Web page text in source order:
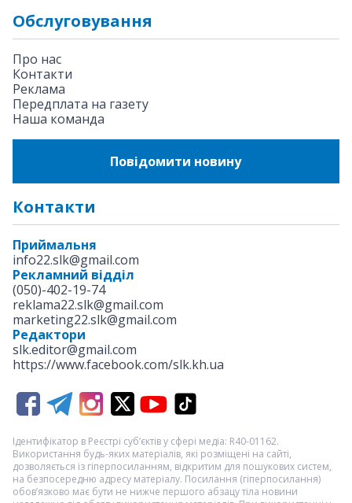
Обслуговування
Про нас
Контакти
Реклама
Передплата на газету
Наша команда
Повідомити новину
Контакти
Приймальня
info22.slk@gmail.com
Рекламний відділ
(050)-402-19-74
reklama22.slk@gmail.com
marketing22.slk@gmail.com
Редактори
slk.editor@gmail.com
https://www.facebook.com/slk.kh.ua
Ідентифікатор в Реєстрі суб’єктів у сфері медіа: R40-01162.
Використання будь-яких матеріалів, які розміщені на сайті,
дозволяється із гіперпосиланням, відкритим для пошукових систем,
на безпосередню адресу матеріалу. Посилання (гіперпосилання)
обов’язково має бути не нижче першого абзацу тіла новини